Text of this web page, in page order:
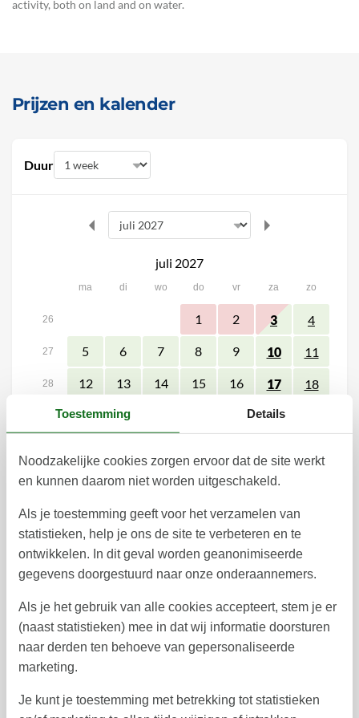
activity, both on land and on water.
Prijzen en kalender
Duur
juli 2027
ma di wo do vr za zo
26 1 2 3 4
27 5 6 7 8 9 10 11
28 12 13 14 15 16 17 18
19 20 24
31
ma di wo do vr za
30
32 9 10 11 12 13 14 15
16 17 18 19 20 21
Toestemming Details
Noodzakelijke cookies zorgen ervoor dat de site werkt
en kunnen daarom niet worden uitgeschakeld.
Als je toestemming geeft voor het verzamelen van
statistieken, help je ons de site te verbeteren en te
ontwikkelen. In dit geval worden geanonimiseerde
gegevens doorgestuurd naar onze onderaannemers.
Als je het gebruik van alle cookies accepteert, stem je er
(naast statistieken) mee in dat wij informatie doorsturen
naar derden ten behoeve van gepersonaliseerde
marketing.
Je kunt je toestemming met betrekking tot statistieken